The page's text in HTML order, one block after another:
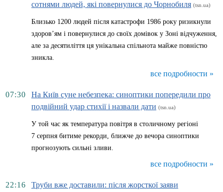
сотнями людей, які повернулися до Чорнобиля (tsn.ua)
Близько 1200 людей після катастрофи 1986 року ризикнули
здоров’ям і повернулися до своїх домівок у Зоні відчуження,
але за десятиліття ця унікальна спільнота майже повністю
зникла.
все подробности »
07:30
На Київ суне небезпека: синоптики попередили про
подвійний удар стихії і назвали дати (tsn.ua)
У той час як температура повітря в столичному регіоні
7 серпня битиме рекорди, ближче до вечора синоптики
прогнозують сильні зливи.
все подробности »
22:16
Труби вже доставили: після жорсткої заяви